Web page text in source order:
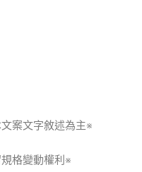
案文字敘述為主※
格變動權利※